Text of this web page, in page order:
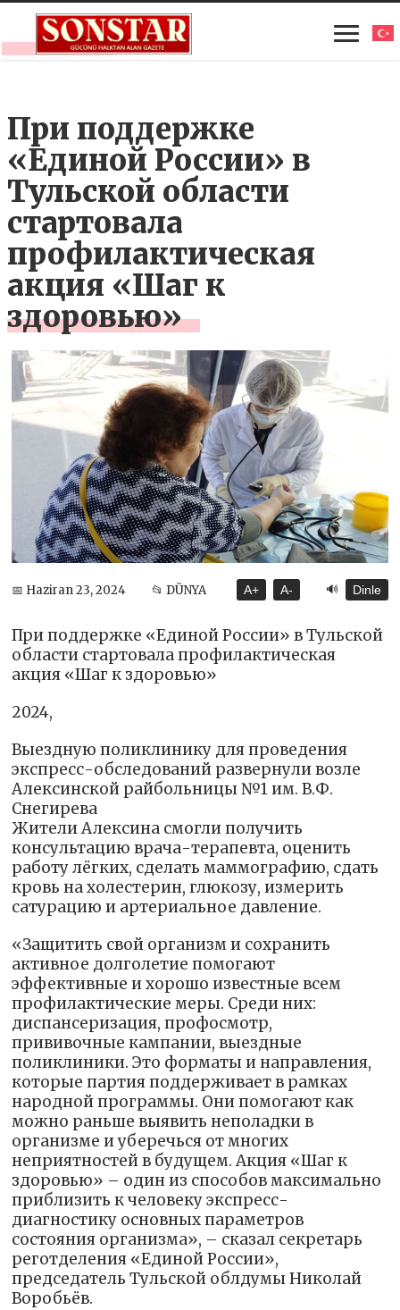
При поддержке
«Единой России» в
Тульской области
стартовала
профилактическая
акция «Шаг к
здоровью»
📅 Haziran 23, 2024 📂 DÜNYA A+ A- 🔊 Dinle
При поддержке «Единой России» в Тульской
области стартовала профилактическая
акция «Шаг к здоровью»
2024,
Выездную поликлинику для проведения
экспресс-обследований развернули возле
Алексинской райбольницы №1 им. В.Ф.
Снегирева
Жители Алексина смогли получить
консультацию врача-терапевта, оценить
работу лёгких, сделать маммографию, сдать
кровь на холестерин, глюкозу, измерить
сатурацию и артериальное давление.
«Защитить свой организм и сохранить
активное долголетие помогают
эффективные и хорошо известные всем
профилактические меры. Среди них:
диспансеризация, профосмотр,
прививочные кампании, выездные
поликлиники. Это форматы и направления,
которые партия поддерживает в рамках
народной программы. Они помогают как
можно раньше выявить неполадки в
организме и уберечься от многих
неприятностей в будущем. Акция «Шаг к
здоровью» – один из способов максимально
приблизить к человеку экспресс-
диагностику основных параметров
состояния организма», – сказал секретарь
реготделения «Единой России»,
председатель Тульской облдумы Николай
Воробьёв.